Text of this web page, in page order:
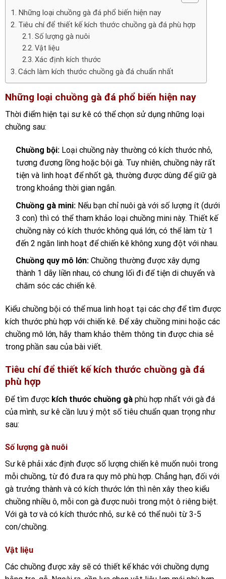
Những loại chuồng gà đá phổ biến hiện nay
Tiêu chí để thiết kế kích thước chuồng gà đá phù hợp
Số lượng gà nuôi
Vật liệu
Xác định kích thước
Cách làm kích thước chuồng gà đá chuẩn nhất
Những loại chuồng gà đá phổ biến hiện nay
Thời điểm hiện tại sư kê có thể chọn sử dụng những loại
chuồng sau:
Chuồng bội:Loại chuồng này thường có kích thước nhỏ,
tương đương lồng hoặc bội gà. Tuy nhiên, chuồng này rất
tiện và linh hoạt để nhốt gà, thường được dùng để giữ gà
trong khoảng thời gian ngắn.
Chuồng gà mini:Nếu bạn chỉ nuôi gà với số lượng ít (dưới
3 con) thì có thể tham khảo loại chuồng mini này. Thiết kế
chuồng này có kích thước không quá lớn, có thể làm từ 1
đến 2 ngăn linh hoạt để chiến kê không xung đột với nhau.
Chuồng quy mô lớn:Chuồng thường được xây dựng
thành 1 dãy liền nhau, có chung lối đi để tiện di chuyển và
chăm sóc các chiến kê.
Kiểu chuồng bội có thể mua linh hoạt tại các chợ để tìm được
kích thước phù hợp với chiến kê. Để xây chuồng mini hoặc các
chuồng mô lớn, hãy tham khảo thêm thông tin được chia sẻ
trong phần sau của bài viết.
Tiêu chí để thiết kế kích thước chuồng gà đá
phù hợp
Để tìm được kích thước chuồng gà phù hợp nhất với gà đá
của mình, sư kê cần lưu ý một số tiêu chuẩn quan trọng như
sau:
Số lượng gà nuôi
Sư kê phải xác định được số lượng chiến kê muốn nuôi trong
mỗi chuồng, từ đó đưa ra quy mô phù hợp. Chẳng hạn, đối với
gà trưởng thành và có kích thước lớn thì nên xây theo kiểu
chuồng nhiều ô, mỗi con gà được nuôi trong một ô riêng biệt.
Với gà tơ và có kích thước nhỏ, sư kê có thể nuôi từ 3-5
con/chuồng.
Vật liệu
Các chuồng được xây sẽ có thiết kế khác với chuồng dựng